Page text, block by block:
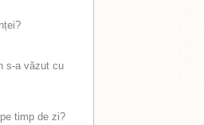
s-a văzut cu
timp de zi?